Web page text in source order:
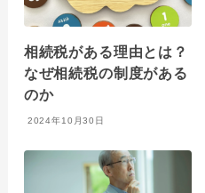
相続税がある理由とは？
なぜ相続税の制度がある
のか
2024年10月30日